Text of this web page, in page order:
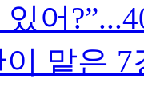
어
맡은 7